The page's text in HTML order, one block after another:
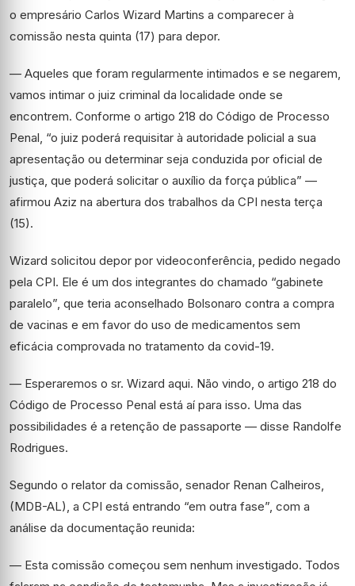
o empresário Carlos Wizard Martins a comparecer à
comissão nesta quinta (17) para depor.
— Aqueles que foram regularmente intimados e se negarem,
vamos intimar o juiz criminal da localidade onde se
encontrem. Conforme o artigo 218 do Código de Processo
Penal, “o juiz poderá requisitar à autoridade policial a sua
apresentação ou determinar seja conduzida por oficial de
justiça, que poderá solicitar o auxílio da força pública” —
afirmou Aziz na abertura dos trabalhos da CPI nesta terça
(15).
Wizard solicitou depor por videoconferência, pedido negado
pela CPI. Ele é um dos integrantes do chamado “gabinete
paralelo”, que teria aconselhado Bolsonaro contra a compra
de vacinas e em favor do uso de medicamentos sem
eficácia comprovada no tratamento da covid-19.
— Esperaremos o sr. Wizard aqui. Não vindo, o artigo 218 do
Código de Processo Penal está aí para isso. Uma das
possibilidades é a retenção de passaporte — disse Randolfe
Rodrigues.
Segundo o relator da comissão, senador Renan Calheiros,
(MDB-AL), a CPI está entrando “em outra fase”, com a
análise da documentação reunida:
— Esta comissão começou sem nenhum investigado. Todos